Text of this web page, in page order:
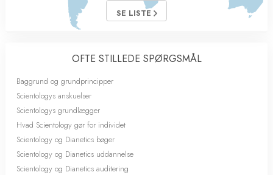
SE LISTE
OFTE STILLEDE SPØRGSMÅL
Baggrund og grundprincipper
Scientologys anskuelser
Scientologys grundlægger
Hvad Scientology gør for individet
Scientology og Dianetics bøger
Scientology og Dianetics uddannelse
Scientology og Dianetics auditering